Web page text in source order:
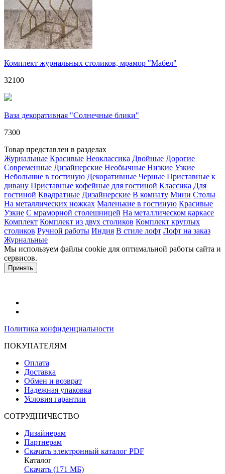
Комплект журнальных столиков, мрамор "Мабел"
32100
Ваза декоративная "Солнечные блики"
7300
Товар представлен в разделах
Журнальные Красивые Неоклассика Двойные Дорогие
Современные Дизайнерские Необычные Низкие Узкие
Небольшие в гостиную Декоративные Черные Приставные к
дивану Приставные кофейные для гостиной Классика Для
гостиной Квадратные Дизайнерские В комнату Мини Столы
На металлических ножках Маленькие в гостиную Красивые
Узкие С мраморной столешницей На металлическом каркасе
Комплект Комплект из двух столиков Комплект круглых
столиков Ручной работы Индия В стиле лофт Лофт на заказ
Журнальные
Мы используем файлы cookie для оптимальной работы сайта и
сервисов.
Принять
Политика конфиденциальности
ПОКУПАТЕЛЯМ
Оплата
Доставка
Обмен и возврат
Надежная упаковка
Условия гарантии
СОТРУДНИЧЕСТВО
Дизайнерам
Партнерам
Скачать электронный каталог PDF
Каталог
Скачать (171 МБ)